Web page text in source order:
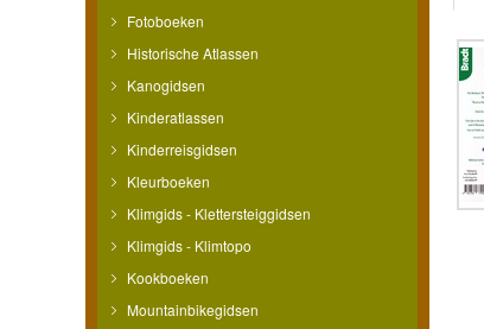
Fotoboeken
Historische Atlassen
Kanogidsen
Kinderatlassen
Kinderreisgidsen
Kleurboeken
Klimgids - Klettersteiggidsen
Klimgids - Klimtopo
Kookboeken
Mountainbikegidsen